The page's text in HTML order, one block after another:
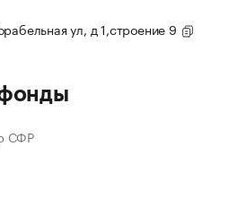
ул, д 1,строение 9
СФР